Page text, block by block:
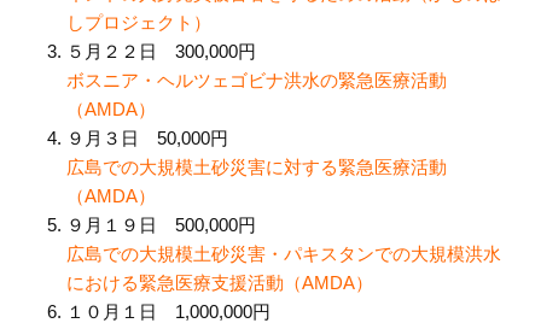
しプロジェクト）
５月２２日 300,000円
ボスニア・ヘルツェゴビナ洪水の緊急医療活動
（AMDA）
９月３日 50,000円
広島での大規模土砂災害に対する緊急医療活動
（AMDA）
９月１９日 500,000円
広島での大規模土砂災害・パキスタンでの大規模洪水
における緊急医療支援活動（AMDA）
１０月１日 1,000,000円